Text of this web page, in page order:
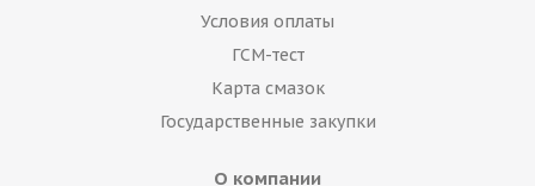
Условия оплаты
ГСМ-тест
Карта смазок
Государственные закупки
О компании